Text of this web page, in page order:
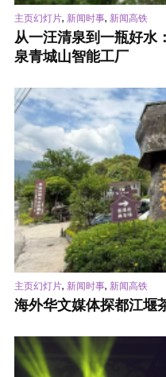
主页幻灯片, 新闻时事, 新闻高铁
从一汪清泉到一瓶好水
泉青城山智能工厂
主页幻灯片, 新闻时事, 新闻高铁
海外华文媒体探都江堰